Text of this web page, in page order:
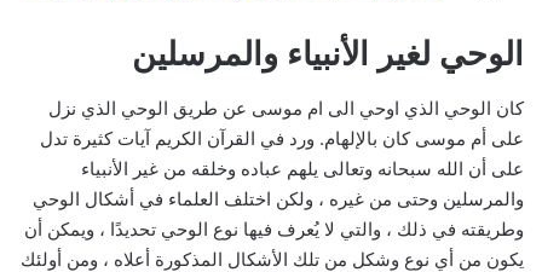
الوحي لغير الأنبياء والمرسلين
كان الوحي الذي اوحي الى ام موسى عن طريق الوحي الذي نزل
على أم موسى كان بالإلهام. ورد في القرآن الكريم آيات كثيرة تدل
على أن الله سبحانه وتعالى يلهم عباده وخلقه من غير الأنبياء
والمرسلين وحتى من غيره ، ولكن اختلف العلماء في أشكال الوحي
وطريقته في ذلك ، والتي لا يُعرف فيها نوع الوحي تحديدًا ، ويمكن أن
يكون من أي نوع وشكل من تلك الأشكال المذكورة أعلاه ، ومن أولئك